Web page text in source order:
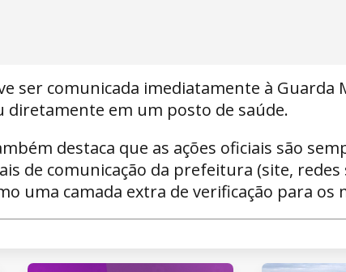
ser comunicada imediatamente à Guarda
diretamente em um posto de saúde.
destaca que as ações oficiais são
de comunicação da prefeitura (site, redes
uma camada extra de verificação para os